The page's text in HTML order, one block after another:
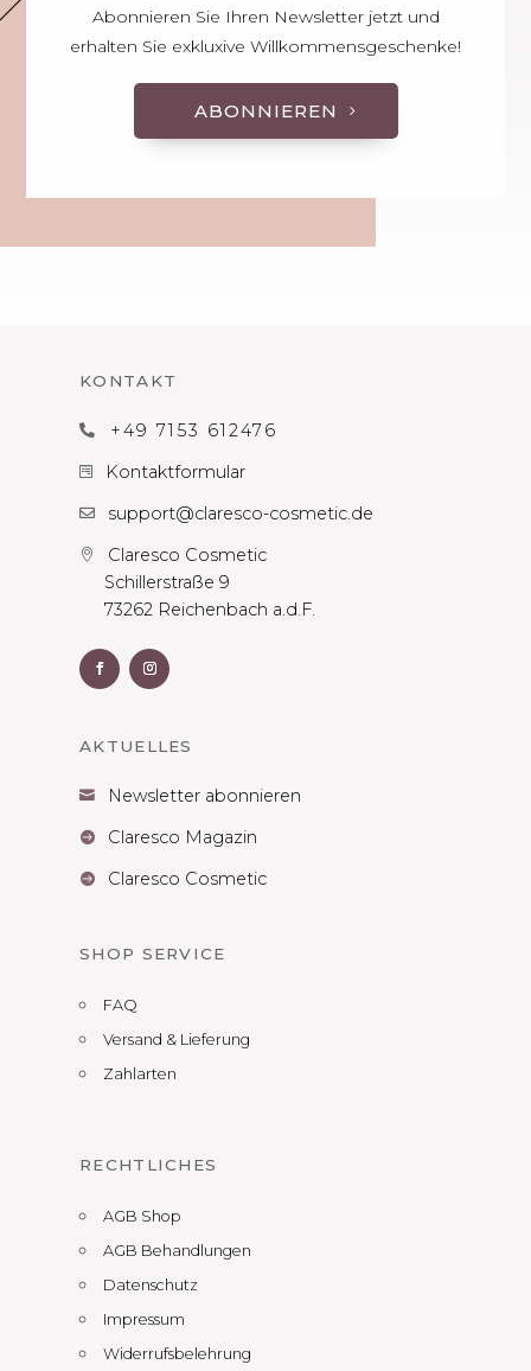
Abonnieren Sie Ihren Newsletter jetzt und
erhalten Sie exkluxive Willkommensgeschenke!
ABONNIEREN
KONTAKT
 +49 7153 612476
 Kontaktformular
 support@claresco-cosmetic.de

Claresco Cosmetic
Schillerstraße 9
73262 Reichenbach a.d.F.
AKTUELLES
 Newsletter abonnieren
 Claresco Magazin
 Claresco Cosmetic
SHOP SERVICE
FAQ
Versand & Lieferung
Zahlarten
RECHTLICHES
AGB Shop
AGB Behandlungen
Datenschutz
Impressum
Widerrufsbelehrung